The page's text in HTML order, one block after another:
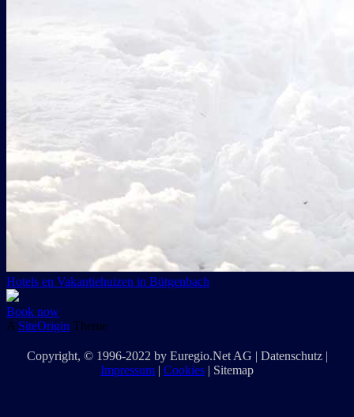
Hotels en Vakantiehuizen in Bütgenbach
Book now
A SiteOrigin Theme
Copyright, © 1996-2022 by Euregio.Net AG | Datenschutz|
Impressum | Cookies | Sitemap